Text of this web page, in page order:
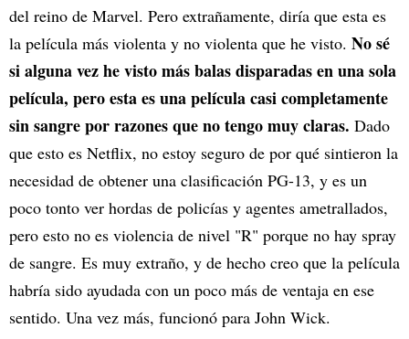
del reino de Marvel. Pero extrañamente, diría que esta es
la película más violenta y no violenta que he visto. No sé
si alguna vez he visto más balas disparadas en una sola
película, pero esta es una película casi completamente
sin sangre por razones que no tengo muy claras. Dado
que esto es Netflix, no estoy seguro de por qué sintieron la
necesidad de obtener una clasificación PG-13, y es un
poco tonto ver hordas de policías y agentes ametrallados,
pero esto no es violencia de nivel "R" porque no hay spray
de sangre. Es muy extraño, y de hecho creo que la película
habría sido ayudada con un poco más de ventaja en ese
sentido. Una vez más, funcionó para John Wick.